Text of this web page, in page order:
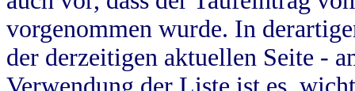
vorgenommen wurde. In
der derzeitigen aktuellen Seite -